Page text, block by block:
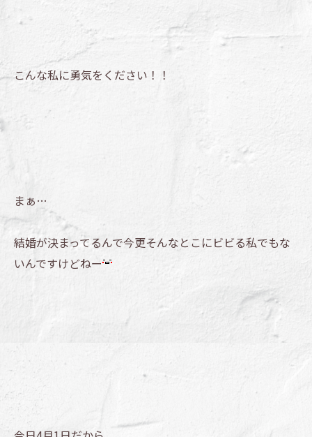
こんな私に勇気をください！！
まぁ…
結婚が決まってるんで今更そんなとこにビビる私でもな
いんですけどねー